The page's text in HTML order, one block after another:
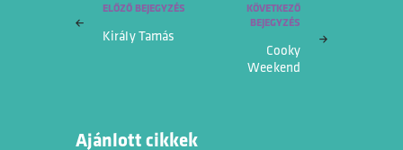
Bejegyzés
navigáció
ELŐZŐ BEJEGYZÉS
Király Tamás
KÖVETKEZŐ
BEJEGYZÉS
Cooky
Weekend
Ajánlott cikkek